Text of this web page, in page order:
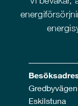
Eskilstuna